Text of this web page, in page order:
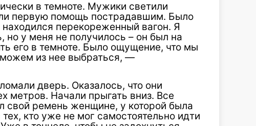
в темноте. Мужики светили
первую помощь пострадавшим. Было
перекореженный вагон. Я
но у меня не получилось – он был на
его в темноте. Было ощущение, что мы
из нее выбраться, —
дверь. Оказалось, что они
метров. Начали прыгать вниз. Все
свой ремень женщине, у которой была
кто уже не мог самостоятельно идти